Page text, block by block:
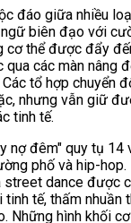
đáo giữa nhiều
biên đạo với
cơ thể được đẩy
các màn nâng
tổ hợp chuyển
nhưng vẫn giữ
tinh tế.
nợ đêm" quy tụ 14
phố và hip-
street dance được
tế, thấm nhuần
Những hình khối